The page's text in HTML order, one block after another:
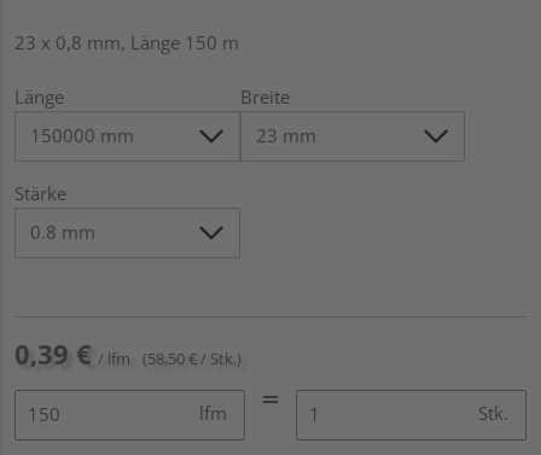
23 x 0,8 mm, Länge 150 m
Länge Breite
Stärke
0,39 € / lfm (58,50 € / Stk.)
lfm Stk.